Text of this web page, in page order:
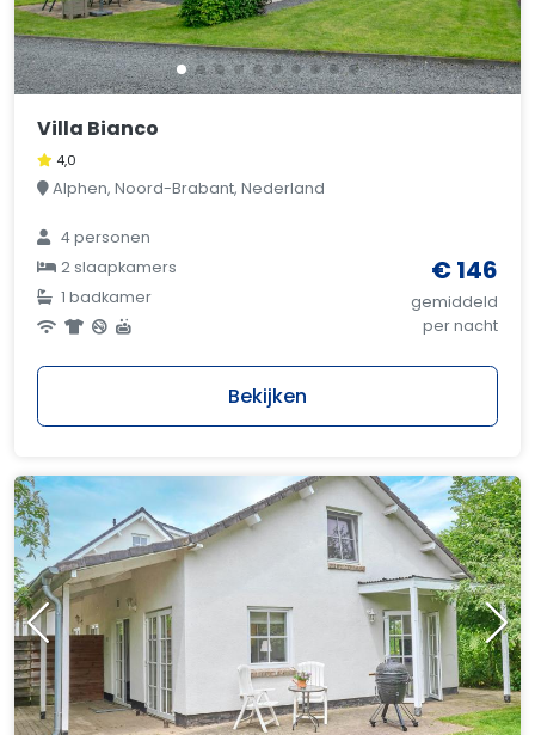
Villa Bianco
4,0
Alphen, Noord-Brabant, Nederland
4 personen
2 slaapkamers
1 badkamer
€ 146
gemiddeld
per nacht
Bekijken